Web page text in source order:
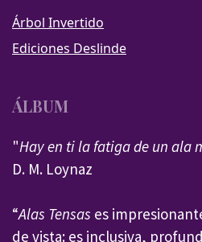
Árbol Invertido
Ediciones Deslinde
ÁLBUM
"Hay en ti la fatiga de un ala
D. M. Loynaz
“Alas Tensas es
de vista: es inclusiva,